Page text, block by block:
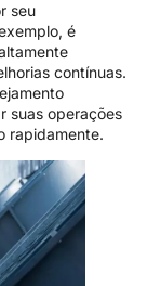
seu
é
contínuas.
suas operações
rapidamente.